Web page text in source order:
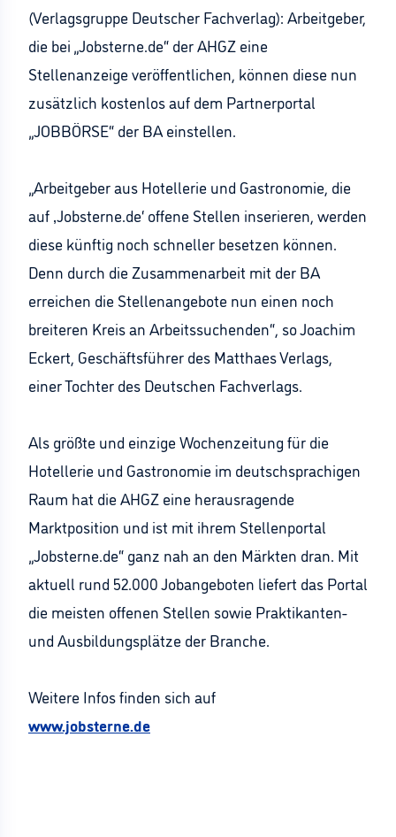
(Verlagsgruppe Deutscher Fachverlag): Arbeitgeber,
die bei „Jobsterne.de“ der AHGZ eine
Stellenanzeige veröffentlichen, können diese nun
zusätzlich kostenlos auf dem Partnerportal
„JOBBÖRSE“ der BA einstellen.
„Arbeitgeber aus Hotellerie und Gastronomie, die
auf ‚Jobsterne.de‘ offene Stellen inserieren, werden
diese künftig noch schneller besetzen können.
Denn durch die Zusammenarbeit mit der BA
erreichen die Stellenangebote nun einen noch
breiteren Kreis an Arbeitssuchenden“, so Joachim
Eckert, Geschäftsführer des Matthaes Verlags,
einer Tochter des Deutschen Fachverlags.
Als größte und einzige Wochenzeitung für die
Hotellerie und Gastronomie im deutschsprachigen
Raum hat die AHGZ eine herausragende
Marktposition und ist mit ihrem Stellenportal
„Jobsterne.de“ ganz nah an den Märkten dran. Mit
aktuell rund 52.000 Jobangeboten liefert das Portal
die meisten offenen Stellen sowie Praktikanten-
und Ausbildungsplätze der Branche.
Weitere Infos finden sich auf
www.jobsterne.de